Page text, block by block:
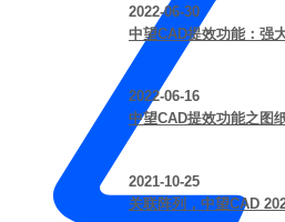
2022-06-30
中望CAD提效功能：强
2022-06-16
中望CAD提效功能之图
2021-10-25
关联阵列，中望CAD